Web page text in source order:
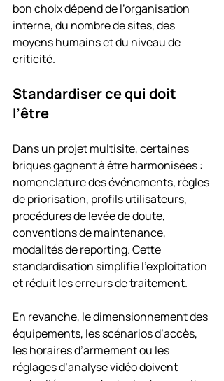
bon choix dépend de l’organisation
interne, du nombre de sites, des
moyens humains et du niveau de
criticité.
Standardiser ce qui doit
l’être
Dans un projet multisite, certaines
briques gagnent à être harmonisées :
nomenclature des événements, règles
de priorisation, profils utilisateurs,
procédures de levée de doute,
conventions de maintenance,
modalités de reporting. Cette
standardisation simplifie l’exploitation
et réduit les erreurs de traitement.
En revanche, le dimensionnement des
équipements, les scénarios d’accès,
les horaires d’armement ou les
réglages d’analyse vidéo doivent